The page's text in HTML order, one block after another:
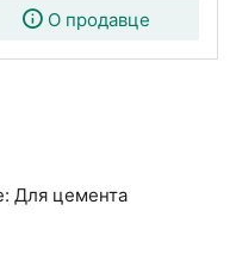
О продавце
Для цемента